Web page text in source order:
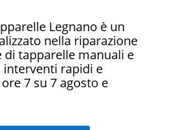
Legnano è un
nella riparazione
di tapparelle manuali e
rapidi e
7 su 7 agosto e